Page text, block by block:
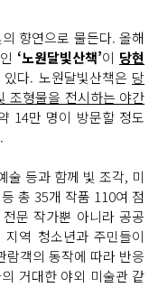
L
복
사
하
기
크
게
변
경
하
기
작
게
변
경
하
기
향연으로 물든다. 올해
‘노원달빛산책’이 당현
있다. 노원달빛산책은 당
조형물을 전시하는 야간
14만 명이 방문할 정도
술 등과 함께 빛 조각, 미
총 35개 작품 110여 점
문 작가뿐 아니라 공공
지역 청소년과 주민들이
람객의 동작에 따라 반응
거대한 야외 미술관 같